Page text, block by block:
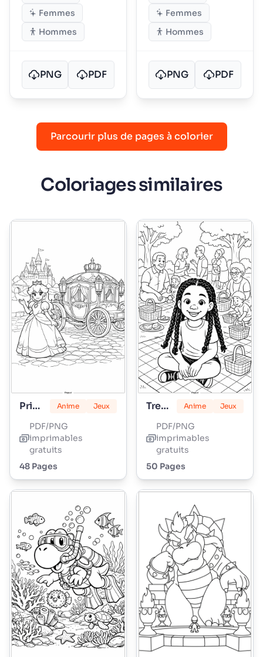
Femmes
Hommes
PNG PDF
Femmes
Hommes
PNG PDF
Parcourir plus de pages à colorier
Coloriages similaires
Princesse Peach Anime Jeux
PDF/PNG
imprimables
gratuits
48 Pages
Tresses d'Amour Lily Anime Jeux
PDF/PNG
imprimables
gratuits
50 Pages